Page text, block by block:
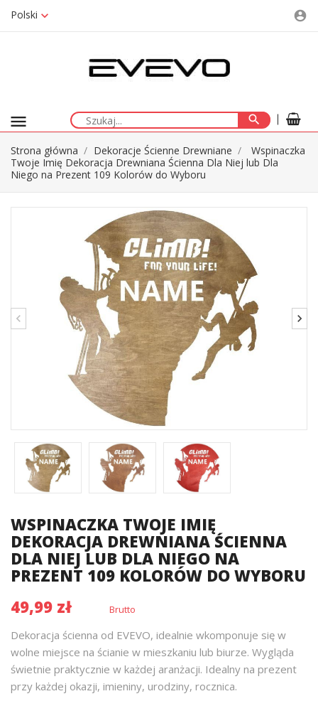
Polski account_circle
menu search
Strona główna Dekoracje Ścienne Drewniane
Wspinaczka
Twoje Imię Dekoracja Drewniana Ścienna Dla Niej lub Dla
Niego na Prezent 109 Kolorów do Wyboru
WSPINACZKA TWOJE IMIĘ
DEKORACJA DREWNIANA ŚCIENNA
DLA NIEJ LUB DLA NIEGO NA
PREZENT 109 KOLORÓW DO WYBORU
49,99 zł
Brutto
Dekoracja ścienna od EVEVO, idealnie wkomponuje się w
wolne miejsce na ścianie w mieszkaniu lub biurze. Wygląda
świetnie praktycznie w każdej aranżacji. Idealny na prezent
przy każdej okazji, imieniny, urodziny, rocznica.